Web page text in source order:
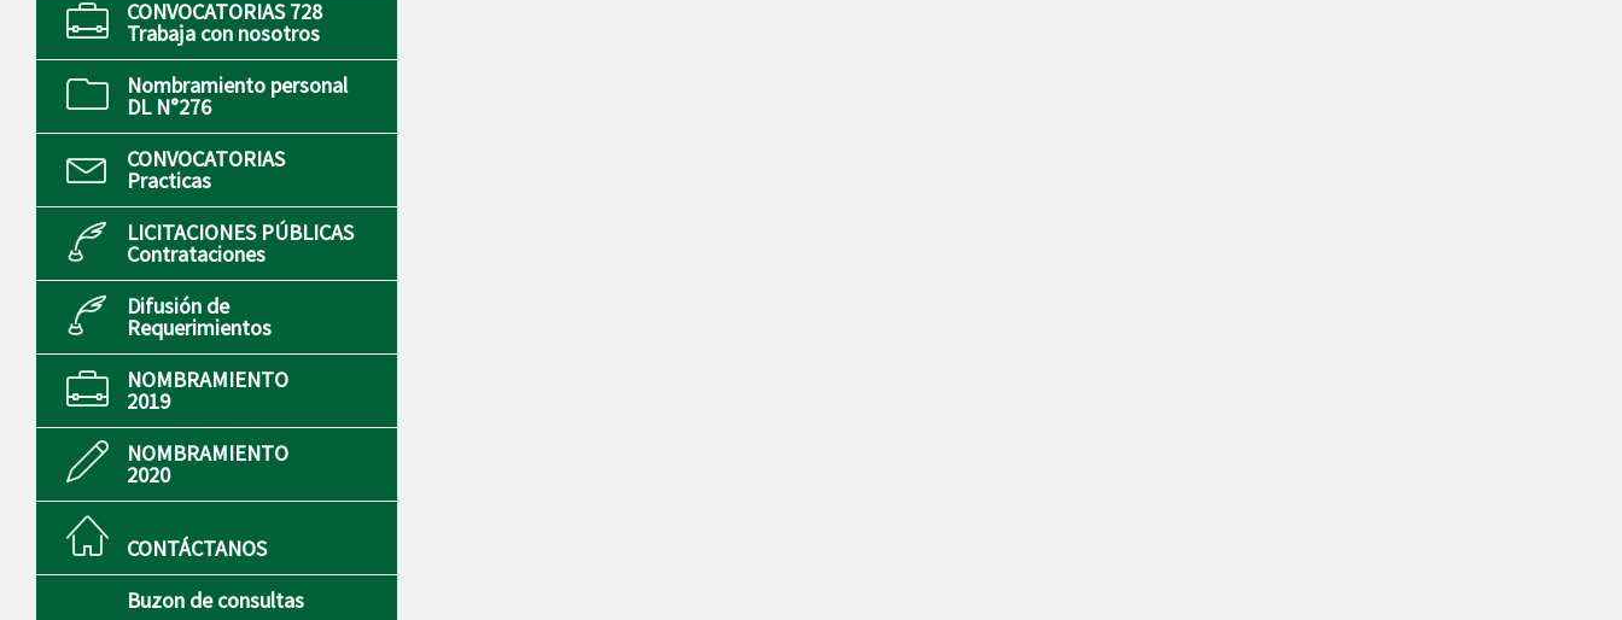
CONVOCATORIAS 728
Trabaja con nosotros
Nombramiento personal
DL N°276
CONVOCATORIAS
Practicas
LICITACIONES PÚBLICAS
Contrataciones
Difusión de
Requerimientos
NOMBRAMIENTO
2019
NOMBRAMIENTO
2020
CONTÁCTANOS
Buzon de consultas